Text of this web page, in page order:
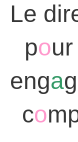
Le
po
enga
co